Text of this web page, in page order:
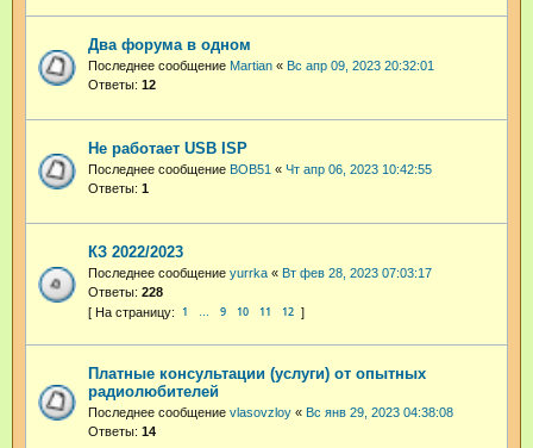
Два форума в одном
Последнее сообщение Martian « Вс апр 09, 2023 20:32:01
Ответы: 12
Не работает USB ISP
Последнее сообщение BOB51 « Чт апр 06, 2023 10:42:55
Ответы: 1
КЗ 2022/2023
Последнее сообщение yurrka « Вт фев 28, 2023 07:03:17
Ответы: 228
1 … 9 10 11 12
Платные консультации (услуги) от опытных
радиолюбителей
Последнее сообщение vlasovzloy « Вс янв 29, 2023 04:38:08
Ответы: 14